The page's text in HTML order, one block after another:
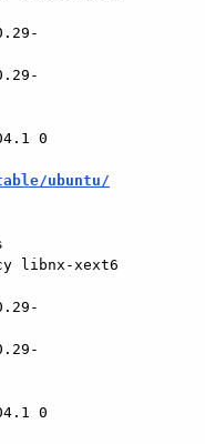
ubuntu/
libnx-xext6